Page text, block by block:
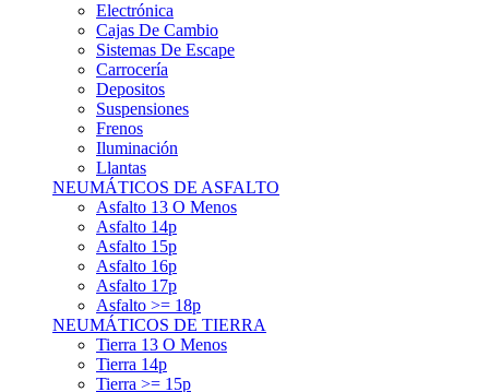
Sistemas De Escape
Carrocería
Depositos
Suspensiones
Frenos
Iluminación
Llantas
NEUMÁTICOS DE ASFALTO
Asfalto 13 O Menos
Asfalto 14p
Asfalto 15p
Asfalto 16p
Asfalto 17p
Asfalto >= 18p
NEUMÁTICOS DE TIERRA
Tierra 13 O Menos
Tierra 14p
Tierra >= 15p
Offroad Y 4x4